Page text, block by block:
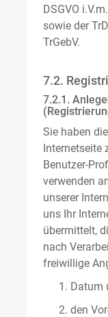
DSGVO
sowie der
TrGebV.
7.2.
7.2.1.
Sie haben
Internetseite
Benutzer-
verwenden
unserer
uns Ihr
übermittelt,
nach
freiwillige
Datum
den